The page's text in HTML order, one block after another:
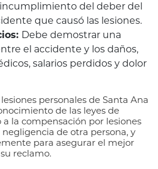
del deber del
que causó las lesiones.
Debe demostrar una
el accidente y los daños,
salarios perdidos y dolor
personales de Santa Ana
de las leyes de
la compensación por lesiones
de otra persona, y
para asegurar el mejor
reclamo.